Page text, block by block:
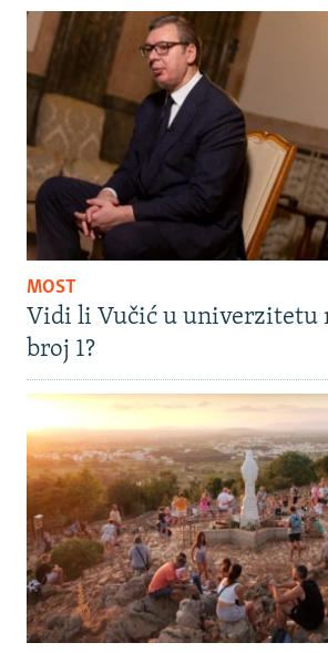
MOST
Vidi li Vučić u univerzitetu
broj 1?